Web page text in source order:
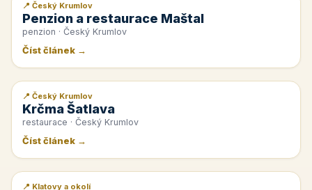
📰 PR článek
📍 Český Krumlov
Penzion a restaurace Maštal
penzion · Český Krumlov
Číst článek →
📰 PR článek
📍 Český Krumlov
Krčma Šatlava
restaurace · Český Krumlov
Číst článek →
📰 PR článek
📍 Klatovy a okolí